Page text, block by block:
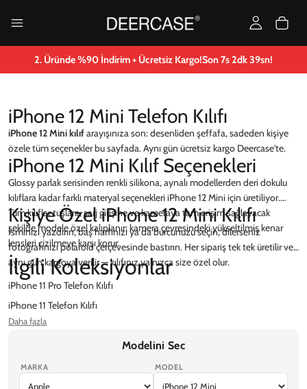
2. Üründe %90 İndirim + Ücretsiz Kargo!Son7s2dk39sn!
iPhone 12 Mini Telefon Kılıfı
iPhone 12 Mini kılıfarayışınıza son: desenliden şeffafa, sadeden kişiye
özele tüm seçenekler bu sayfada. Aynı gün ücretsiz kargo Deercase'te.
iPhone 12 Mini Kılıf Seçenekleri
Glossy parlak serisinden renkli silikona, aynalı modellerden deri dokulu
kılıflara kadar farklı materyal seçenekleri iPhone 12 Mini için üretiliyor.
Tüm kılıflar tuşlara, şarj girişine ve kameraya tam erişim sağlayacak
şekilde modele özel kalıplanır; kamera çevresindeki yükseltilmiş kenar
lensleri çizilmeye karşı korur.
Kişiye Özel iPhone 12 Mini Kılıfı
İsminizi yazdırın, baş harfinizi ya da burcunuzu seçin, dilerseniz
fotoğrafınızı polaroid çerçevesinde bastırın. Her sipariş tek tek üretilir ve
aynı gün kargoya verilir — kılıfınız yalnızca size özel olur.
İlgili Koleksiyonlar
iPhone 11 Pro Telefon Kılıfı
iPhone 11 Telefon Kılıfı
iPhone 12 Pro Max Telefon Kılıfı
Ekran Koruyucu
Daha fazla
Modelini Sec
MARKA MODEL